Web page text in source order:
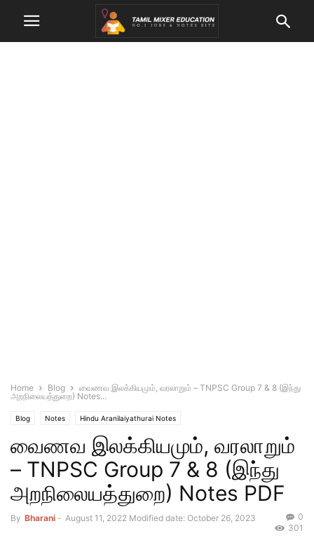
Home Blog
வைணவ இலக்கியமும், வரலாறும் – TNPSC Group 7 & 8 (இந்து
அறநிலையத்துறை) Notes...
Blog Notes Hindu Aranilaiyathurai Notes
வைணவ இலக்கியமும், வரலாறும்
– TNPSC Group 7 & 8 (இந்து
அறநிலையத்துறை) Notes PDF
By Bharani - August 11, 2022 Modified date: October 26, 2023
0
301